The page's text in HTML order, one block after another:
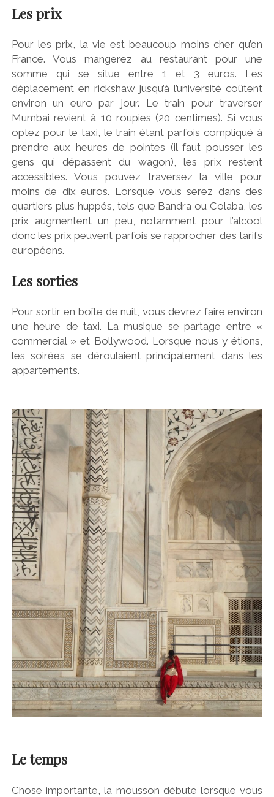
Les prix
Pour les prix, la vie est beaucoup moins cher qu’en
France. Vous mangerez au restaurant pour une
somme qui se situe entre 1 et 3 euros. Les
déplacement en rickshaw jusqu’à l’université coûtent
environ un euro par jour. Le train pour traverser
Mumbai revient à 10 roupies (20 centimes). Si vous
optez pour le taxi, le train étant parfois compliqué à
prendre aux heures de pointes (il faut pousser les
gens qui dépassent du wagon), les prix restent
accessibles. Vous pouvez traversez la ville pour
moins de dix euros. Lorsque vous serez dans des
quartiers plus huppés, tels que Bandra ou Colaba, les
prix augmentent un peu, notamment pour l’alcool
donc les prix peuvent parfois se rapprocher des tarifs
européens.
Les sorties
Pour sortir en boîte de nuit, vous devrez faire environ
une heure de taxi. La musique se partage entre «
commercial » et Bollywood. Lorsque nous y étions,
les soirées se déroulaient principalement dans les
appartements.
Le temps
Chose importante, la mousson débute lorsque vous